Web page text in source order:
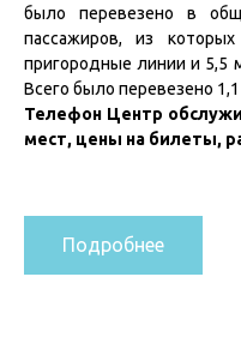
было перевезено в
пассажиров, из
пригородные линии и 5,5
Всего было перевезено
Телефон Центр
мест, цены на билеты,
Подробнее